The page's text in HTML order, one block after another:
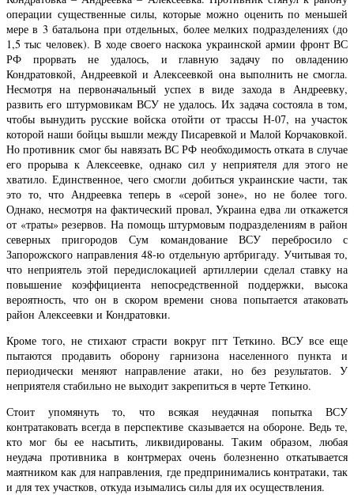
операции существенные силы, которые можно оценить по меньшей
мере в 3 батальона при отдельных, более мелких подразделениях (до
1,5 тыс человек). В ходе своего наскока украинской армии фронт ВС
РФ прорвать не удалось, и главную задачу по овладению
Кондратовкой, Андреевкой и Алексеевкой она выполнить не смогла.
Несмотря на первоначальный успех в виде захода в Андреевку,
развить его штурмовикам ВСУ не удалось. Их задача состояла в том,
чтобы вынудить русские войска отойти от трассы Н-07, на участок
которой наши бойцы вышли между Писаревкой и Малой Корчаковкой.
Но противник смог бы навязать ВС РФ необходимость отката в случае
его прорыва к Алексеевке, однако сил у неприятеля для этого не
хватило. Единственное, чего смогли добиться украинские части, так
это то, что Андреевка теперь в «серой зоне», но не более того.
Однако, несмотря на фактический провал, Украина едва ли откажется
от «траты» резервов. На помощь штурмовым подразделениям в район
северных пригородов Сум командование ВСУ перебросило с
Запорожского направления 48-ю отдельную артбригаду. Учитывая то,
что неприятель этой передислокацией артиллерии сделал ставку на
повышение коэффициента непосредственной поддержки, высока
вероятность, что он в скором времени снова попытается атаковать
район Алексеевки и Кондратовки.
Кроме того, не стихают страсти вокруг пгт Теткино. ВСУ все еще
пытаются продавить оборону гарнизона населенного пункта и
периодически меняют направление атаки, но без результатов. У
неприятеля стабильно не выходит закрепиться в черте Теткино.
Стоит упомянуть то, что всякая неудачная попытка ВСУ
контратаковать всегда в перспективе сказывается на обороне. Ведь те,
кто мог бы ее насытить, ликвидированы. Таким образом, любая
неудача противника в контрмерах очень болезненно откатывается
маятником как для направления, где предпринимались контратаки, так
и для тех участков, откуда изымались силы для их осуществления.